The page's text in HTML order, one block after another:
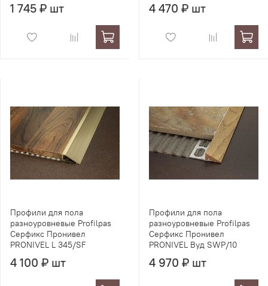
1 745 ₽ шт 4 470 ₽ шт
Профили для пола
разноуровневые Profilpas
Серфикс Пронивел
PRONIVEL L 345/SF
4 100 ₽ шт
Профили для пола
разноуровневые Profilpas
Серфикс Пронивел
PRONIVEL Вуд SWP/10
4 970 ₽ шт